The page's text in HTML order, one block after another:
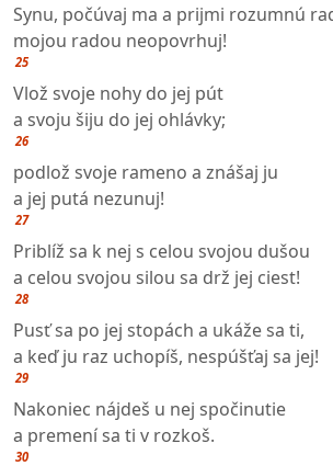
Synu, počúvaj ma a prijmi rozumnú
mojou radou neopovrhuj!
25
Vlož svoje nohy do jej pút
a svoju šiju do jej ohlávky;
26
podlož svoje rameno a znášaj ju
a jej putá nezunuj!
27
Priblíž sa k nej s celou svojou dušou
a celou svojou silou sa drž jej ciest!
28
Pusť sa po jej stopách a ukáže sa ti,
a keď ju raz uchopíš, nespúšťaj sa jej!
29
Nakoniec nájdeš u nej spočinutie
a premení sa ti v rozkoš.
30